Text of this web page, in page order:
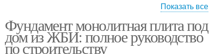
Плиты для надежности
Показать все
Фундамент монолитная плита под
дом из ЖБИ: полное руководство
по строительству